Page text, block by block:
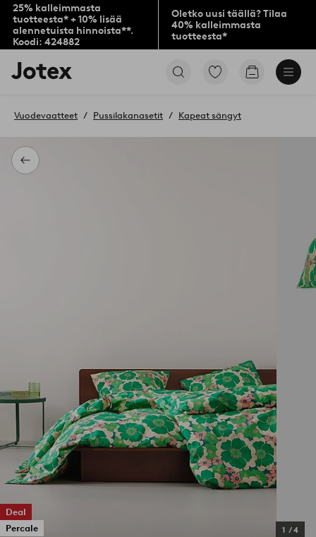
25% kalleimmasta
tuotteesta* + 10% lisää
alennetuista hinnoista**.
Koodi: 424882
Oletko uusi täällä? Tilaa
40% kalleimmasta
tuotteesta*
Jotex-
logo
aloitussivulle
Siirry
Siirry
Takaisin
Vuodevaatteet Pussilakanasetit Kapeat sängyt
Deal
Percale
1 /4